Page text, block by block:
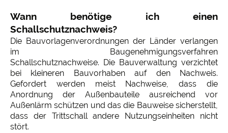
Wann benötige ich einen
Schallschutznachweis?
Die Bauvorlagenverordnungen der Länder verlangen
im Baugenehmigungsverfahren
Schallschutznachweise. Die Bauverwaltung verzichtet
bei kleineren Bauvorhaben auf den Nachweis.
Gefordert werden meist Nachweise, dass die
Anordnung der Außenbauteile ausreichend vor
Außenlärm schützen und das die Bauweise sicherstellt,
dass der Trittschall andere Nutzungseinheiten nicht
stört.